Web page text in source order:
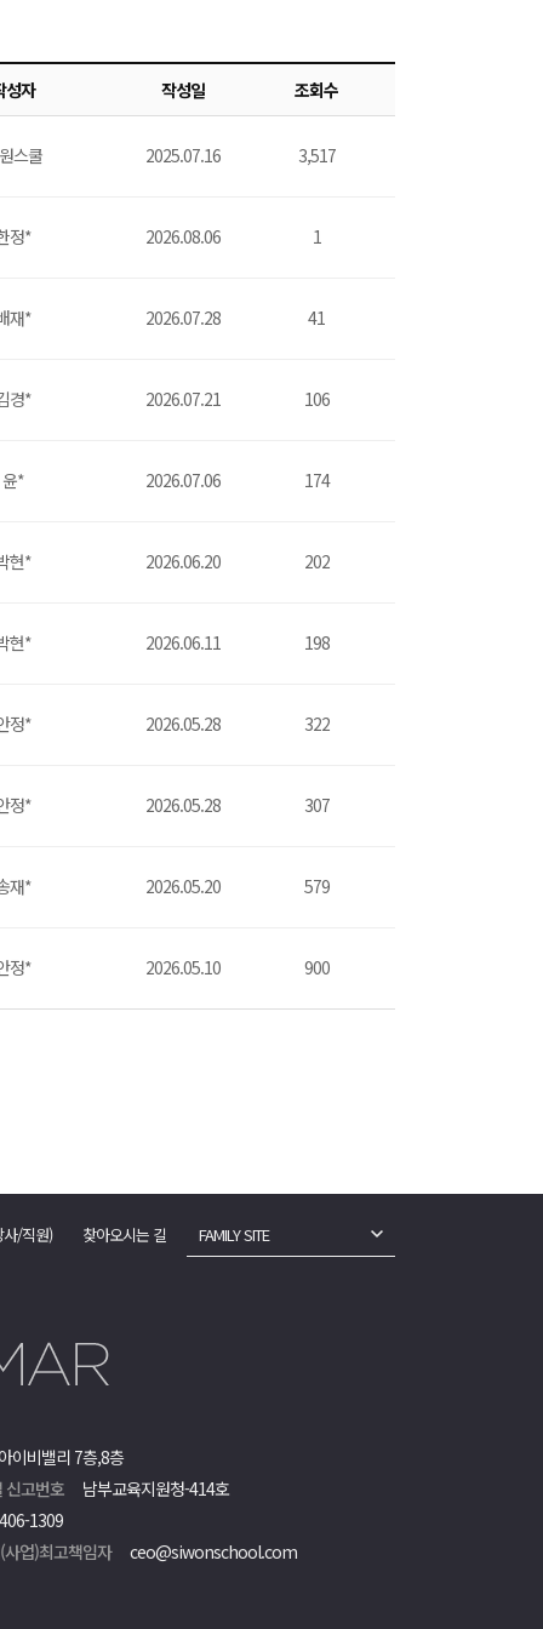
성자 작성일 조회수
스쿨 2025.07.16 3,517
정* 2026.08.06 1
재* 2026.07.28 41
경* 2026.07.21 106
윤* 2026.07.06 174
현* 2026.06.20 202
현* 2026.06.11 198
정* 2026.05.28 322
정* 2026.05.28 307
재* 2026.05.20 579
정* 2026.05.10 900
/직원) 찾아오시는 길 FAMILY SITE
이비밸리 7층,8층
신고번호
남부교육지원청-414호
1309
업)최고책임자
ceo@siwonschool.com